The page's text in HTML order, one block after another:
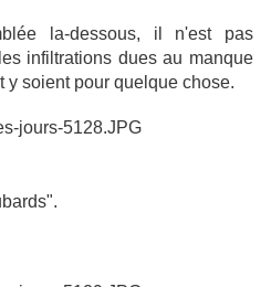
la-dessous, il n'est pas
infiltrations dues au manque
y soient pour quelque chose.